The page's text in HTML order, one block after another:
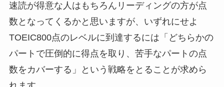
速読が得意な人はもちろんリーディングの方が点
数となってくるかと思いますが、いずれにせよ
TOEIC800点のレベルに到達するには「どちらかの
パートで圧倒的に得点を取り、苦手なパートの点
数をカバーする」という戦略をとることが求めら